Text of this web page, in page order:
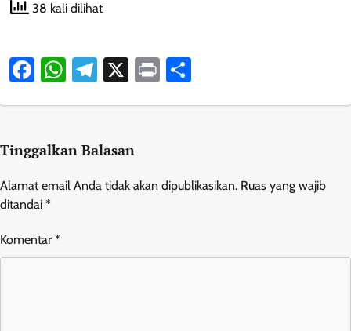
38 kali dilihat
Facebook
WhatsApp
Telegram
X Print
Tinggalkan Balasan
Alamat email Anda tidak akan dipublikasikan. Ruas yang wajib
ditandai *
Komentar *